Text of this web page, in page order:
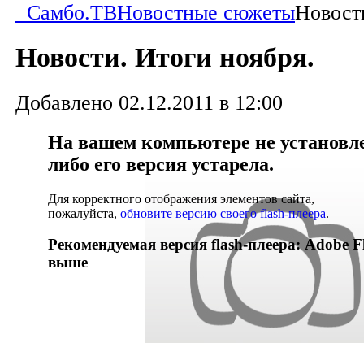
Самбо.ТВНовостные сюжеты
Новости. Итоги ноября.
Добавлено 02.12.2011 в 12:00
На вашем компьютере не
либо его версия устарела.
Для корректного отображения элементов сайта,
пожалуйста, обновите версию своего flash-плеера.
Рекомендуемая версия flash-плеера: Adobe
выше